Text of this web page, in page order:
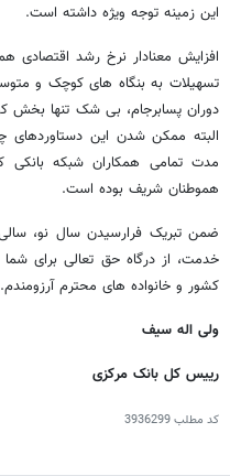
این زمینه توجه ویژه داشته است.
افزایش معنادار نرخ رشد اقتصادی
تسهیلات به بنگاه های کوچک و
دوران پسابرجام، بی شک تنها بخش
البته ممکن شدن این دستاوردهای
مدت تمامی همکاران شبکه
هموطنان شریف بوده است.
ضمن تبریک فرارسیدن سال نو،
خدمت، از درگاه حق تعالی برای
کشور و خانواده های محترم
ولی اله سیف
رییس کل بانک مرکزی
کد مطلب3936299